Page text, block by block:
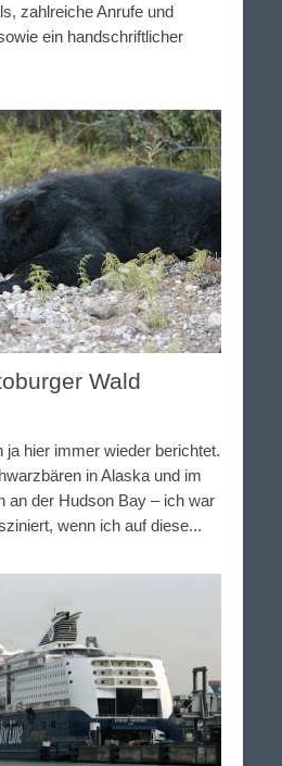
zahlreiche Anrufe und
ein handschriftlicher
Wald
ja hier immer wieder berichtet.
in Alaska und im
an der Hudson Bay – ich war
wenn ich auf diese...